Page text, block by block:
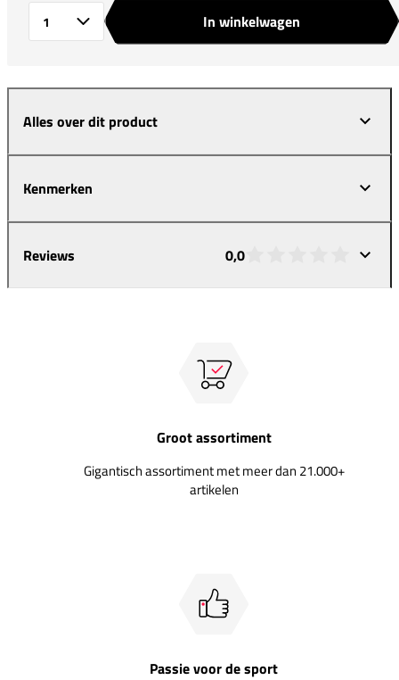
In winkelwagen
Alles over dit product
Kenmerken
Reviews 0,0
Groot assortiment
Gigantisch assortiment met meer dan 21.000+
artikelen
Passie voor de sport